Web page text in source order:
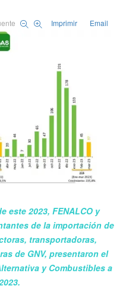
Imprimir Email
este 2023, FENALCO y
de la importación de
transportadoras,
de GNV, presentaron el
y Combustibles a